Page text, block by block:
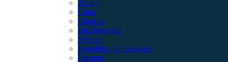
Aruba
Cuba
Curacao
Isla Margarita
México
República Dominicana
Panamá